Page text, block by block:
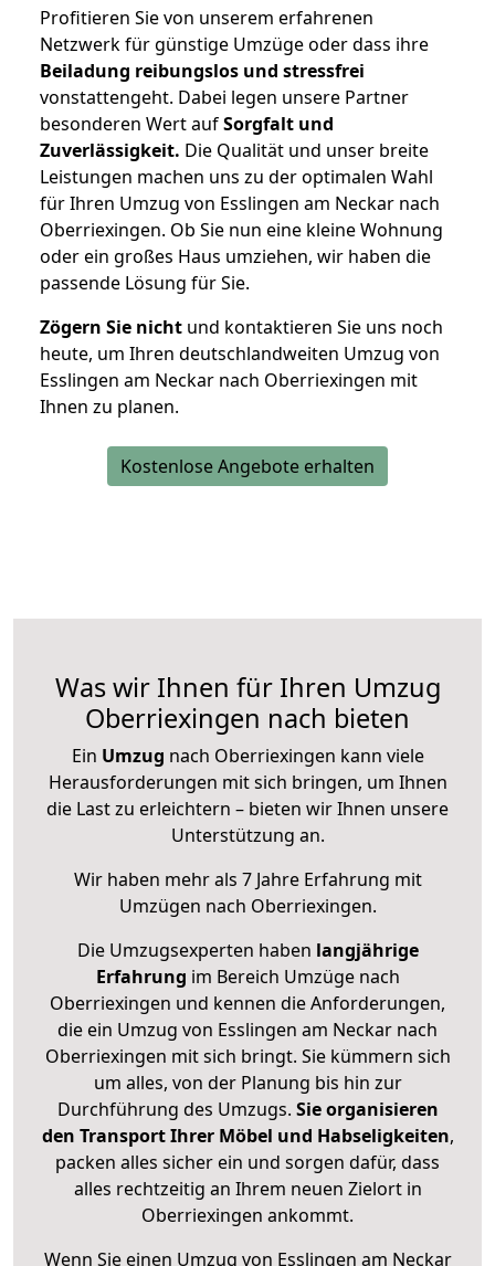
Profitieren Sie von unserem erfahrenen
Netzwerk für günstige Umzüge oder dass ihre
Beiladung reibungslos und stressfrei
vonstattengeht. Dabei legen unsere Partner
besonderen Wert aufSorgfalt und
Zuverlässigkeit. Die Qualität und unser breite
Leistungen machen uns zu der optimalen Wahl
für Ihren Umzug von Esslingen am Neckar nach
Oberriexingen. Ob Sie nun eine kleine Wohnung
oder ein großes Haus umziehen, wir haben die
passende Lösung für Sie.
Zögern Sie nicht und kontaktieren Sie uns noch
heute, um Ihren deutschlandweiten Umzug von
Esslingen am Neckar nach Oberriexingen mit
Ihnen zu planen.
Kostenlose Angebote erhalten
Was wir Ihnen für Ihren Umzug
Oberriexingen nach bieten
Ein Umzug nach Oberriexingen kann viele
Herausforderungen mit sich bringen, um Ihnen
die Last zu erleichtern – bieten wir Ihnen unsere
Unterstützung an.
Wir haben mehr als 7 Jahre Erfahrung mit
Umzügen nach Oberriexingen.
Die Umzugsexperten haben langjährige
Erfahrung im Bereich Umzüge nach
Oberriexingen und kennen die Anforderungen,
die ein Umzug von Esslingen am Neckar nach
Oberriexingen mit sich bringt. Sie kümmern sich
um alles, von der Planung bis hin zur
Durchführung des Umzugs. Sie organisieren
den Transport Ihrer Möbel und Habseligkeiten,
packen alles sicher ein und sorgen dafür, dass
alles rechtzeitig an Ihrem neuen Zielort in
Oberriexingen ankommt.
Wenn Sie einen Umzug von Esslingen am Neckar